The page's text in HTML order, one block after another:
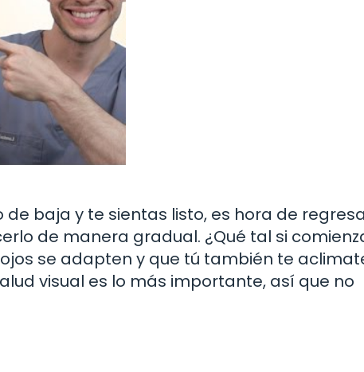
baja y te sientas listo, es hora de
de manera gradual. ¿Qué tal si
se adapten y que tú también te
visual es lo más importante, así que no